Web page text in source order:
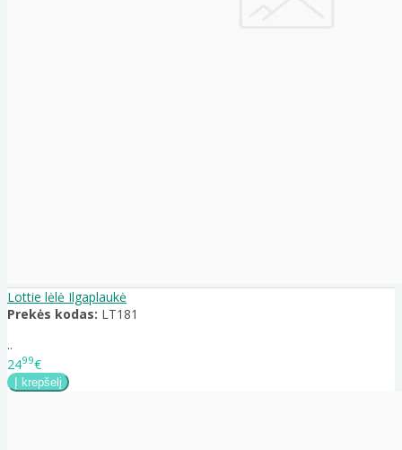
Lottie lėlė Ilgaplaukė
Prekės kodas: LT181
..
2499€